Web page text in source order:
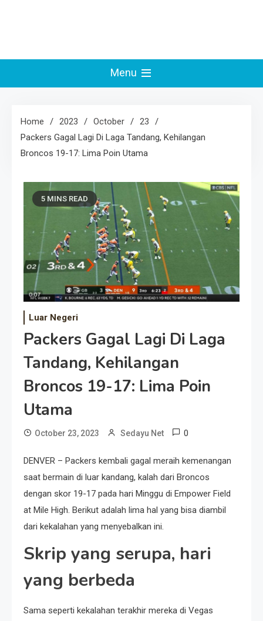
Menu
Home 2023 October
23
Packers Gagal Lagi Di Laga Tandang, Kehilangan
Broncos 19-17: Lima Poin Utama
5 MINS READ
Luar Negeri
Packers Gagal Lagi Di Laga
Tandang, Kehilangan
Broncos 19-17: Lima Poin
Utama
October 23, 2023 Sedayu Net 0
DENVER – Packers kembali gagal meraih kemenangan
saat bermain di luar kandang, kalah dari Broncos
dengan skor 19-17 pada hari Minggu di Empower Field
at Mile High. Berikut adalah lima hal yang bisa diambil
dari kekalahan yang menyebalkan ini.
Skrip yang serupa, hari
yang berbeda
Sama seperti kekalahan terakhir mereka di Vegas